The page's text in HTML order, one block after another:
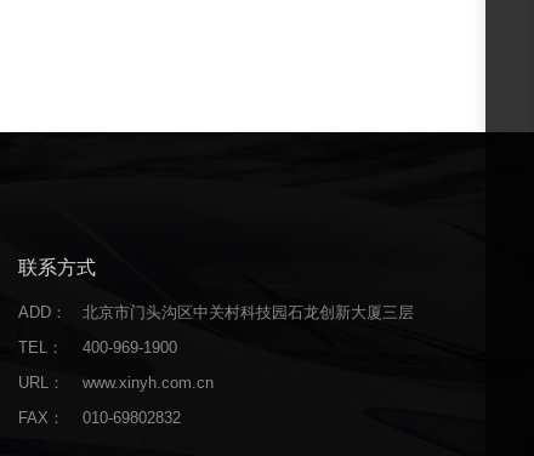
联系方式
ADD：
北京市门头沟区中关村科技园石龙创新大厦三层
TEL：
400-969-1900
URL：
www.xinyh.com.cn
FAX：
010-69802832